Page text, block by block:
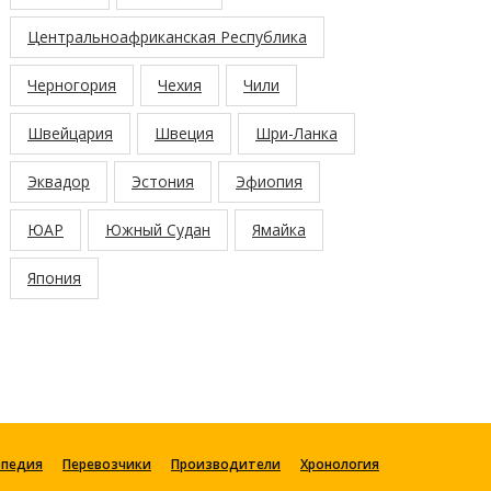
Центральноафриканская Республика
Черногория Чехия Чили
Швейцария Швеция Шри-Ланка
Эквадор Эстония Эфиопия
ЮАР Южный Судан Ямайка
Япония
Перевозчики Производители Хронология